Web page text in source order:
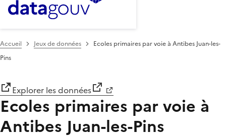
Accueil Jeux de données
Ecoles primaires par voie à Antibes Juan-les-
Pins
Explorer les données
Ecoles primaires par voie à
Antibes Juan-les-Pins